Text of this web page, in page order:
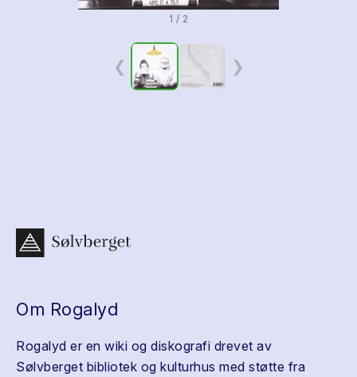
1 / 2
❮ ❯
Om Rogalyd
Rogalyd er en wiki og diskografi drevet av
Sølvberget bibliotek og kulturhus med støtte fra